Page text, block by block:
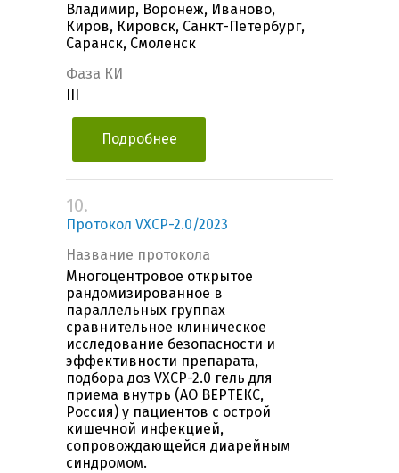
Владимир, Воронеж, Иваново,
Киров, Кировск, Санкт-Петербург,
Саранск, Смоленск
Фаза КИ
Подробнее
10.
Протокол VXCP-2.0/2023
Название протокола
Многоцентровое открытое
рандомизированное в
параллельных группах
сравнительное клиническое
исследование безопасности и
эффективности препарата,
подбора доз VXCP-2.0 гель для
приема внутрь (АО ВЕРТЕКС,
Россия) у пациентов с острой
кишечной инфекцией,
сопровождающейся диарейным
синдромом.